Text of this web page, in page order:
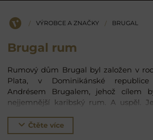
ÚVOD
/ VÝROBCE A ZNAČKY / BRUGAL
Brugal rum
Rumový dům Brugal byl založen v
Plata, v Dominikánské
Andrésem Brugalem, jehož cílem
nejjemnější karibský rum. A uspěl.
Brugalů. Ron Brugal je
rum. Pečlivě kontrolovaná destilace
Čtěte více